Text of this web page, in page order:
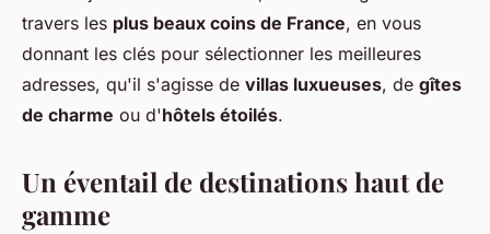
travers les plus beaux coins de France, en vous
donnant les clés pour sélectionner les meilleures
adresses, qu'il s'agisse de villas luxueuses, de gîtes
de charme ou d'hôtels étoilés.
Un éventail de destinations haut de
gamme